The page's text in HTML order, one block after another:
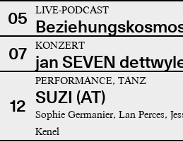
05 LIVE-PODCAST
07
KONZERT
jan SEVEN
12
PERFORMANCE, TANZ
SUZI (AT)
Sophie Germanier, Lan Perces,
Kenel